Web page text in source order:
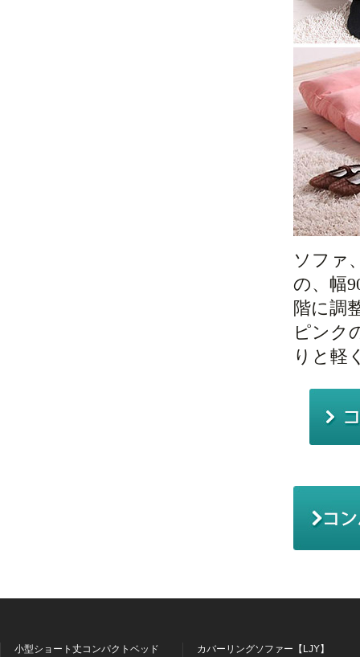
ソファ
の、幅
階に調
ピンク
りと軽
小型ショート丈コンパクトベッド カバーリングソファー【LJY】